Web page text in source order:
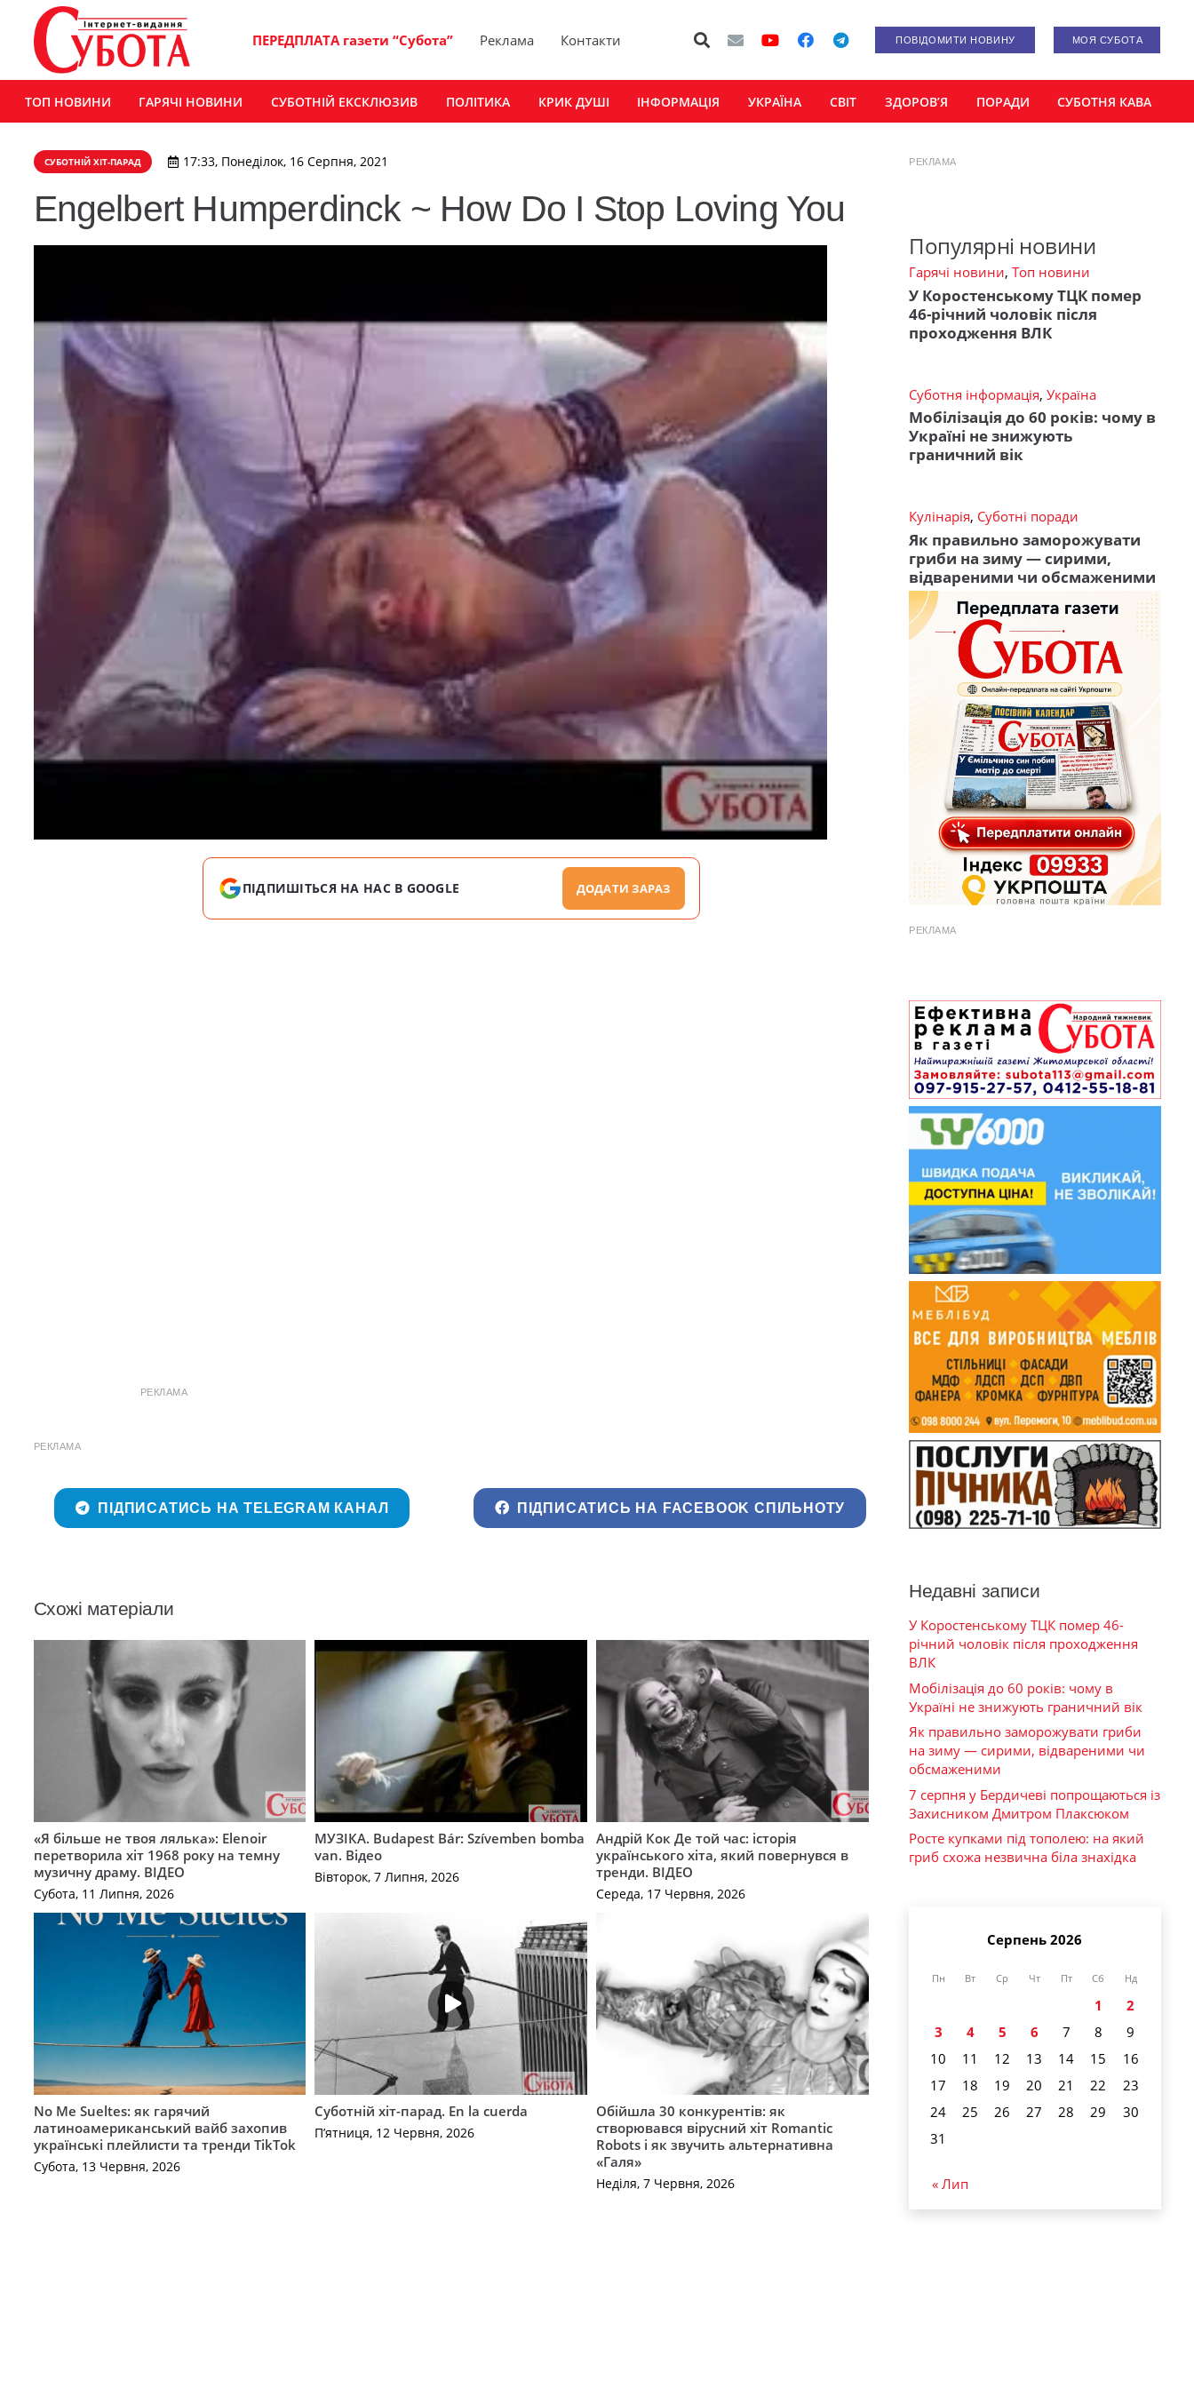
ПЕРЕДПЛАТА газети “Субота” Реклама Контакти ПОВІДОМИТИ НОВИНУ МОЯ СУБОТА
ТОП НОВИНИ ГАРЯЧІ НОВИНИ СУБОТНІЙ ЕКСКЛЮЗИВ ПОЛІТИКА КРИК ДУШІ ІНФОРМАЦІЯ УКРАЇНА СВІТ ЗДОРОВ’Я ПОРАДИ СУБОТНЯ КАВА
СУБОТНІЙ ХІТ-ПАРАД 17:33, Понеділок, 16 Серпня, 2021
Engelbert Humperdinck ~ How Do I Stop Loving You
ПІДПИШІТЬСЯ НА НАС В GOOGLE ДОДАТИ ЗАРАЗ
РЕКЛАМА
РЕКЛАМА
ПІДПИСАТИСЬ НА TELEGRAM КАНАЛ ПІДПИСАТИСЬ НА FACEBOOK СПІЛЬНОТУ
Схожі матеріали
«Я більше не твоя лялька»: Elenoir
перетворила хіт 1968 року на темну
музичну драму. ВІДЕО
Субота, 11 Липня, 2026
МУЗІКА. Budapest Bár: Szívemben bomba
van. Відео
Вівторок, 7 Липня, 2026
Андрій Кок Де той час: історія
українського хіта, який повернувся в
тренди. ВІДЕО
Середа, 17 Червня, 2026
No Me Sueltes: як гарячий
латиноамериканський вайб захопив
українські плейлисти та тренди TikTok
Субота, 13 Червня, 2026
Суботній хіт-парад. En la cuerda
П’ятниця, 12 Червня, 2026
Обійшла 30 конкурентів: як
створювався вірусний хіт Romantic
Robots і як звучить альтернативна
«Галя»
Неділя, 7 Червня, 2026
РЕКЛАМА
Популярні новини
Гарячі новини, Топ новини
У Коростенському ТЦК помер
46-річний чоловік після
проходження ВЛК
Суботня інформація, Україна
Мобілізація до 60 років: чому в
Україні не знижують
граничний вік
Кулінарія, Суботні поради
Як правильно заморожувати
гриби на зиму — сирими,
відвареними чи обсмаженими
РЕКЛАМА
Недавні записи
У Коростенському ТЦК помер 46-
річний чоловік після проходження
ВЛК
Мобілізація до 60 років: чому в
Україні не знижують граничний вік
Як правильно заморожувати гриби
на зиму — сирими, відвареними чи
обсмаженими
7 серпня у Бердичеві попрощаються із
Захисником Дмитром Плаксюком
Росте купками під тополею: на який
гриб схожа незвична біла знахідка
Серпень 2026
Пн Вт Ср Чт Пт Сб Нд
1
2
3
4 5 6 7 8
9
10
11 12 13 14 15
16
17
18 19 20 21 22
23
24
25 26 27 28 29
30
31
« Лип